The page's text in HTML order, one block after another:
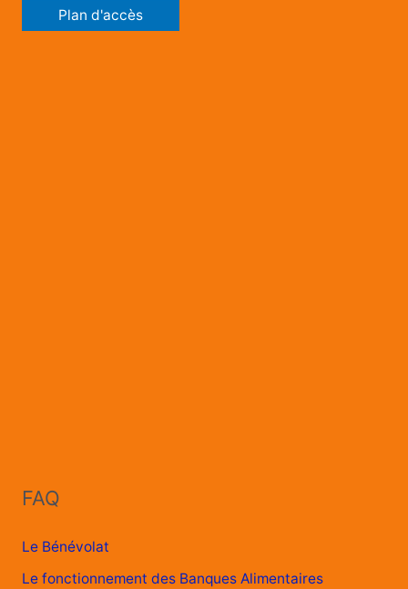
Plan d'accès
FAQ
Le Bénévolat
Le fonctionnement des Banques Alimentaires